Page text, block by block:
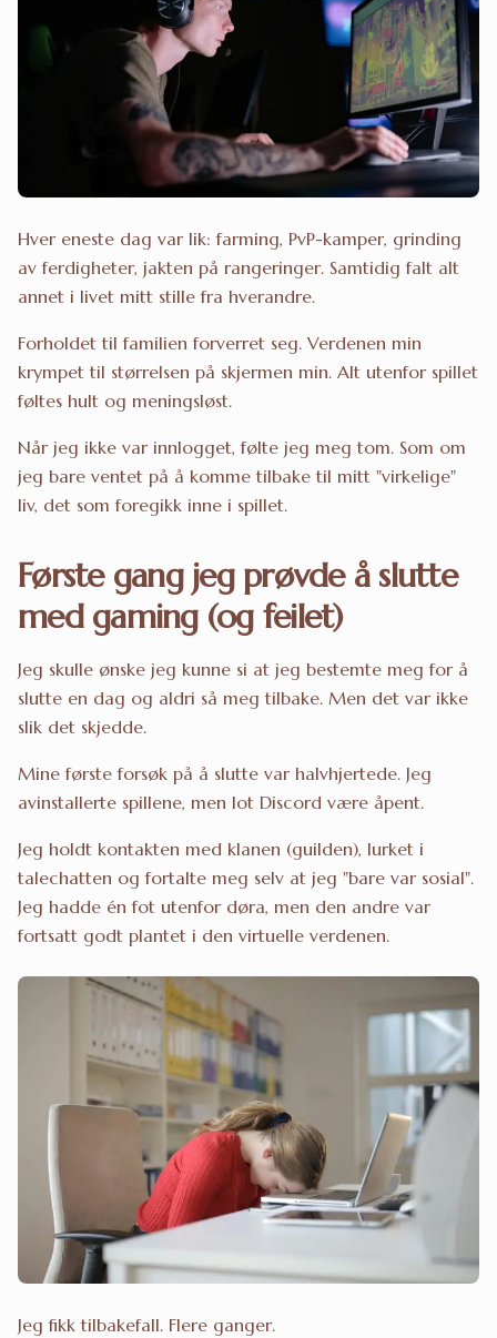
Hver eneste dag var lik: farming, PvP-kamper, grinding
av ferdigheter, jakten på rangeringer. Samtidig falt alt
annet i livet mitt stille fra hverandre.
Forholdet til familien forverret seg. Verdenen min
krympet til størrelsen på skjermen min. Alt utenfor spillet
føltes hult og meningsløst.
Når jeg ikke var innlogget, følte jeg meg tom. Som om
jeg bare ventet på å komme tilbake til mitt "virkelige"
liv, det som foregikk inne i spillet.
Første gang jeg prøvde å slutte
med gaming (og feilet)
Jeg skulle ønske jeg kunne si at jeg bestemte meg for å
slutte en dag og aldri så meg tilbake. Men det var ikke
slik det skjedde.
Mine første forsøk på å slutte var halvhjertede. Jeg
avinstallerte spillene, men lot Discord være åpent.
Jeg holdt kontakten med klanen (guilden), lurket i
talechatten og fortalte meg selv at jeg "bare var sosial".
Jeg hadde én fot utenfor døra, men den andre var
fortsatt godt plantet i den virtuelle verdenen.
Jeg fikk tilbakefall. Flere ganger.